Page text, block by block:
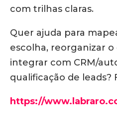
com trilhas claras.
Quer ajuda para
escolha, reorganizar
integrar com CRM/
qualificação de leads?
https://